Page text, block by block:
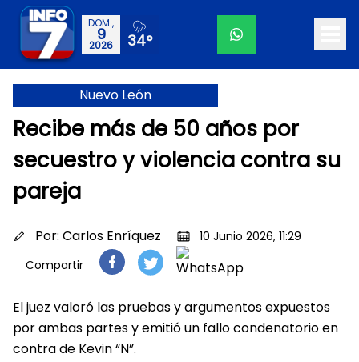
DOM.,
9
2026 34°
Nuevo León
Recibe más de 50 años por
secuestro y violencia contra su
pareja
Por: Carlos Enríquez
10 Junio 2026, 11:29
Compartir
El juez valoró las pruebas y argumentos expuestos
por ambas partes y emitió un fallo condenatorio en
contra de Kevin “N”.